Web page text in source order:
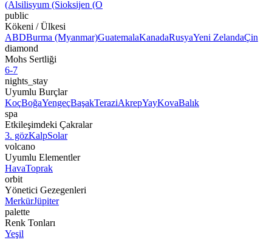
(Alsilisyum (Sioksijen (O
public
Kökeni / Ülkesi
ABDBurma (Myanmar)GuatemalaKanadaRusyaYeni ZelandaÇin
diamond
Mohs Sertliği
6-7
nights_stay
Uyumlu Burçlar
KoçBoğaYengeçBaşakTeraziAkrepYayKovaBalık
spa
Etkileşimdeki Çakralar
3. gözKalpSolar
volcano
Uyumlu Elementler
HavaToprak
orbit
Yönetici Gezegenleri
MerkürJüpiter
palette
Renk Tonları
Yeşil